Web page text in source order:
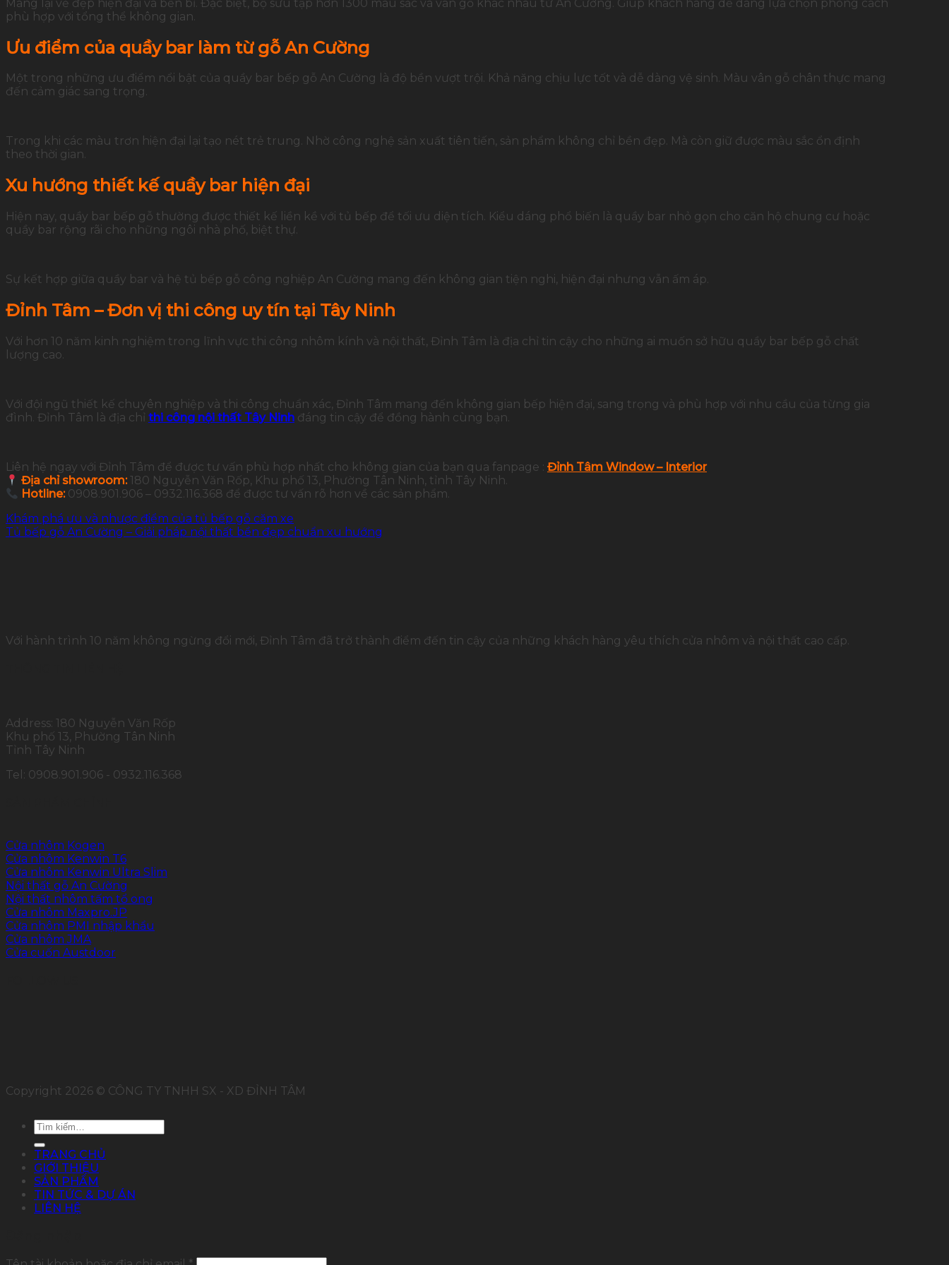
Mang lại vẻ đẹp hiện đại và bền bỉ. Đặc biệt, bộ sưu tập hơn 1300 màu sắc và vân gỗ khác nhau từ An Cường. Giúp khách hàng dễ dàng lựa chọn phong cách
phù hợp với tổng thể không gian.
Ưu điểm của quầy bar làm từ gỗ An Cường
Một trong những ưu điểm nổi bật của quầy bar bếp gỗ An Cường là độ bền vượt trội. Khả năng chịu lực tốt và dễ dàng vệ sinh. Màu vân gỗ chân thực mang
đến cảm giác sang trọng.
Trong khi các màu trơn hiện đại lại tạo nét trẻ trung. Nhờ công nghệ sản xuất tiên tiến, sản phẩm không chỉ bền đẹp. Mà còn giữ được màu sắc ổn định
theo thời gian.
Xu hướng thiết kế quầy bar hiện đại
Hiện nay, quầy bar bếp gỗ thường được thiết kế liền kề với tủ bếp để tối ưu diện tích. Kiểu dáng phổ biến là quầy bar nhỏ gọn cho căn hộ chung cư hoặc
quầy bar rộng rãi cho những ngôi nhà phố, biệt thự.
Sự kết hợp giữa quầy bar và hệ tủ bếp gỗ công nghiệp An Cường mang đến không gian tiện nghi, hiện đại nhưng vẫn ấm áp.
Đỉnh Tâm – Đơn vị thi công uy tín tại Tây Ninh
Với hơn 10 năm kinh nghiệm trong lĩnh vực thi công nhôm kính và nội thất, Đỉnh Tâm là địa chỉ tin cậy cho những ai muốn sở hữu quầy bar bếp gỗ chất
lượng cao.
Với đội ngũ thiết kế chuyên nghiệp và thi công chuẩn xác, Đỉnh Tâm mang đến không gian bếp hiện đại, sang trọng và phù hợp với nhu cầu của từng gia
đình. Đỉnh Tâm là địa chỉ thi công nội thất Tây Ninh đáng tin cậy để đồng hành cùng bạn.
Liên hệ ngay với Đỉnh Tâm để được tư vấn phù hợp nhất cho không gian của bạn qua fanpage : Đỉnh Tâm Window – Interior
Địa chỉ showroom:180 Nguyễn Văn Rốp, Khu phố 13, Phường Tân Ninh, tỉnh Tây Ninh.
Hotline: 0908.901.906 – 0932.116.368 để được tư vấn rõ hơn về các sản phẩm.
Khám phá ưu và nhược điểm của tủ bếp gỗ căm xe
Tủ bếp gỗ An Cường – Giải pháp nội thất bền đẹp chuẩn xu hướng
Với hành trình 10 năm không ngừng đổi mới, Đỉnh Tâm đã trở thành điểm đến tin cậy của những khách hàng yêu thích cửa nhôm và nội thất cao cấp.
Address: 180 Nguyễn Văn Rốp
Khu phố 13, Phường Tân Ninh
Tỉnh Tây Ninh
Tel: 0908.901.906 - 0932.116.368
Cửa nhôm Kogen
Cửa nhôm Kenwin T6
Cửa nhôm Kenwin Ultra Slim
Nội thất gỗ An Cường
Nội thất nhôm tấm tổ ong
Cửa nhôm Maxpro.JP
Cửa nhôm PMI nhập khẩu
Cửa nhôm JMA
Cửa cuốn Austdoor
Copyright 2026 © CÔNG TY TNHH SX - XD ĐỈNH TÂM
Tìm
kiếm:
TRANG CHỦ
GIỚI THIỆU
SẢN PHẨM
TIN TỨC & DỰ ÁN
LIÊN HỆ